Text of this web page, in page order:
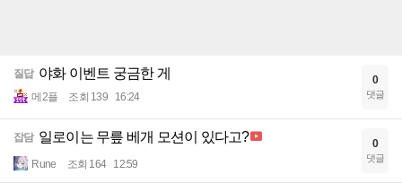
질답 야화 이벤트 궁금한 게
메2플 조회 139 16:24
0
댓글
잡담 일로이는 무릎 베개 모션이 있다고?
Rune 조회 164 12:59
0
댓글